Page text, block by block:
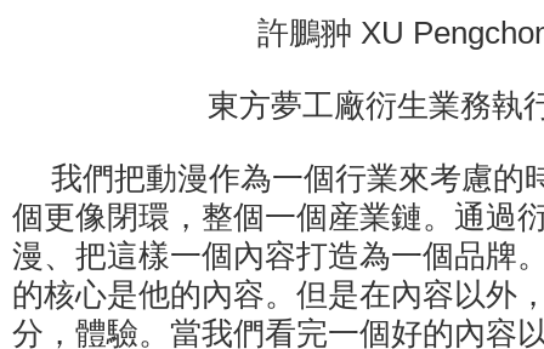
許鵬翀 XU
東方夢工廠衍生業務執
我們把動漫作為一個行業來考慮的
個更像閉環，整個一個産業鏈。通過
漫、把這樣一個內容打造為一個品牌
的核心是他的內容。但是在內容以外
分，體驗。當我們看完一個好的內容